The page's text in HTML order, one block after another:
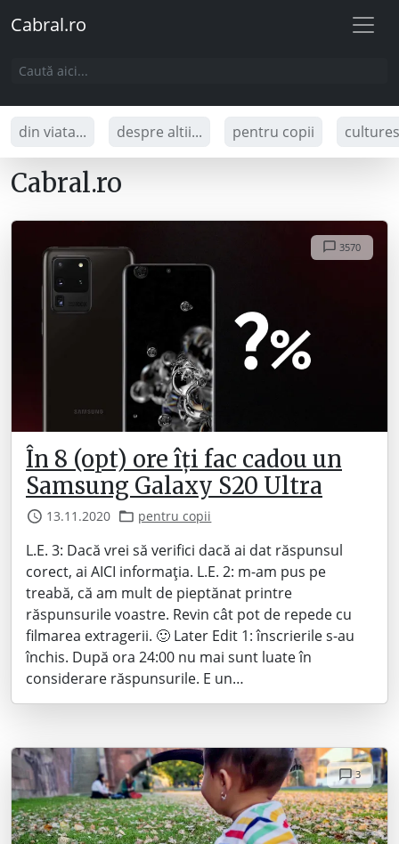
Cabral.ro
din viata... despre altii... pentru copii
Cabral.ro
3570
În 8 (opt) ore îți fac cadou un
Samsung Galaxy S20 Ultra
13.11.2020 pentru copii
L.E. 3: Dacă vrei să verifici dacă ai dat răspunsul
corect, ai AICI informația. L.E. 2: m-am pus pe
treabă, că am mult de pieptănat printre
răspunsurile voastre. Revin cât pot de repede cu
filmarea extragerii. 🙂 Later Edit 1: înscrierile s-au
închis. După ora 24:00 nu mai sunt luate în
considerare răspunsurile. E un…
3